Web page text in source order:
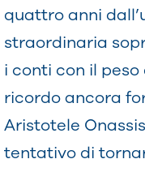
quattro anni
straordinaria
i conti con il
ricordo ancora
Aristotele
tentativo di